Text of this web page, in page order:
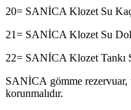
20= SANİCA Klozet Su
21= SANİCA Klozet Su
22= SANİCA Klozet Tankı
SANİCA gömme rezervuar,
korunmalıdır.